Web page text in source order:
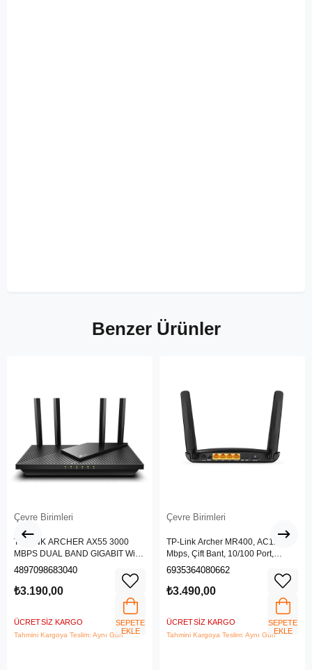
Benzer Ürünler
Çevre Birimleri
TP-LINK ARCHER AX55 3000
MBPS DUAL BAND GIGABIT Wi-Fi
6 ROUTER
4897098683040
₺3.190,00
ÜCRETSIZ KARGO
Tahmini Kargoya Teslim: Aynı Gün
SEPETE
EKLE
Çevre Birimleri
TP-Link Archer MR400, AC1200
Mbps, Çift Bant, 10/100 Port,
4G/3G SIM Yuvası, Kablosuz 4G
6935364080662
₺3.490,00
ÜCRETSIZ KARGO
Tahmini Kargoya Teslim: Aynı Gün
SEPETE
EKLE